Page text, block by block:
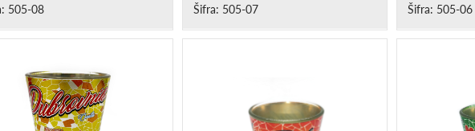
505-08 Šifra: 505-07 Šifra: 505-06